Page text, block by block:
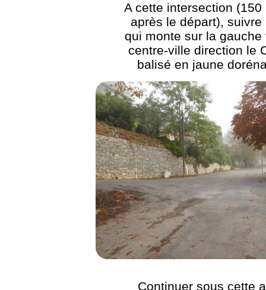
A cette intersection (150
après le départ), suivre
qui monte sur la gauche
centre-ville direction le
balisé en jaune
Continuer sous cette